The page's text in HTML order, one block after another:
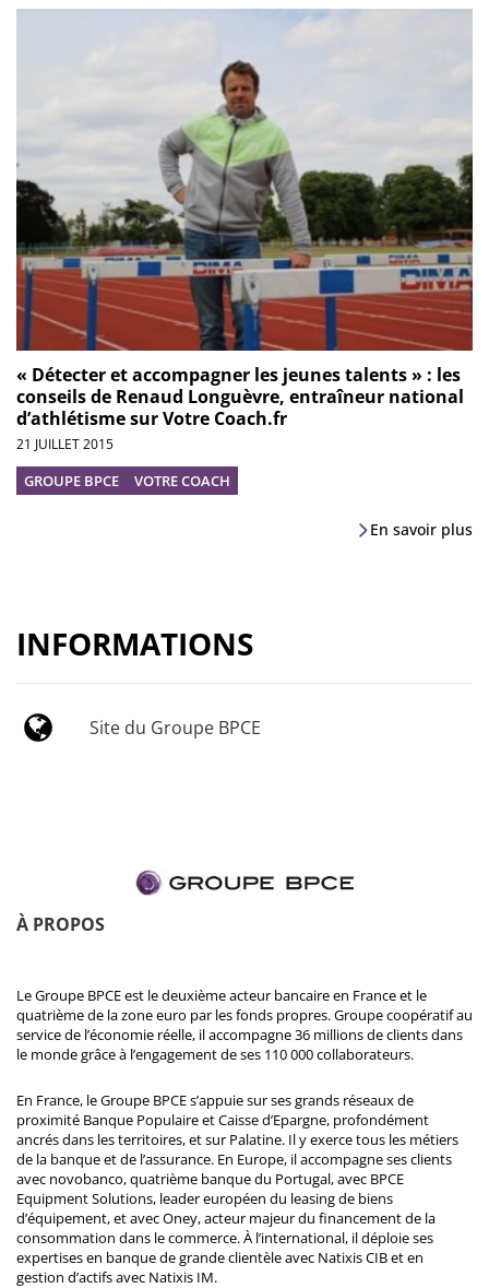
« Détecter et accompagner les jeunes talents » : les
conseils de Renaud Longuèvre, entraîneur national
d’athlétisme sur Votre Coach.fr
21 JUILLET 2015
GROUPE BPCE VOTRE COACH
En savoir plus
INFORMATIONS
Site du Groupe BPCE
À PROPOS
Le Groupe BPCE est le deuxième acteur bancaire en France et le
quatrième de la zone euro par les fonds propres. Groupe coopératif au
service de l’économie réelle, il accompagne 36 millions de clients dans
le monde grâce à l’engagement de ses 110 000 collaborateurs.
En France, le Groupe BPCE s’appuie sur ses grands réseaux de
proximité Banque Populaire et Caisse d’Epargne, profondément
ancrés dans les territoires, et sur Palatine. Il y exerce tous les métiers
de la banque et de l’assurance. En Europe, il accompagne ses clients
avec novobanco, quatrième banque du Portugal, avec BPCE
Equipment Solutions, leader européen du leasing de biens
d’équipement, et avec Oney, acteur majeur du financement de la
consommation dans le commerce. À l’international, il déploie ses
expertises en banque de grande clientèle avec Natixis CIB et en
gestion d’actifs avec Natixis IM.